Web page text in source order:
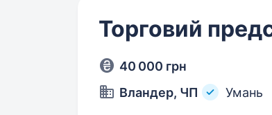
Торговий
40 000 грн
Вландер, ЧП
Умань